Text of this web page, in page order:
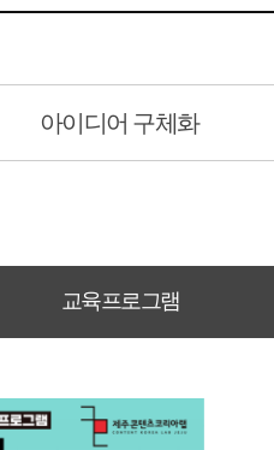
아이디어 구체화
교육프로그램